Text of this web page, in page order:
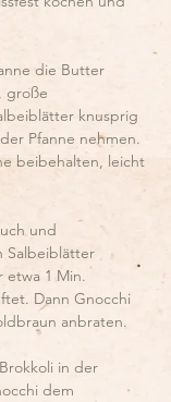
die Butter
große
knusprig
Pfanne nehmen.
beibehalten, leicht
und
Salbeiblätter
etwa 1 Min.
Dann Gnocchi
anbraten.
in der
dem